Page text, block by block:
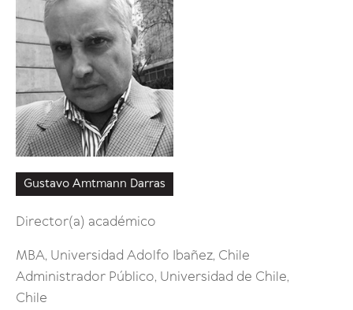
Gustavo Amtmann Darras
Director(a) académico
MBA, Universidad Adolfo Ibañez, Chile
Administrador Público, Universidad de Chile,
Chile